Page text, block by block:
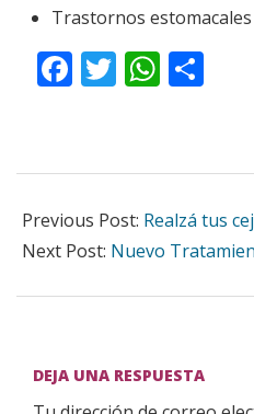
Trastornos
Facebook
Twitter
06-
24
Previous Post: Realzá tus
Next Post: Nuevo
DEJA UNA RESPUESTA